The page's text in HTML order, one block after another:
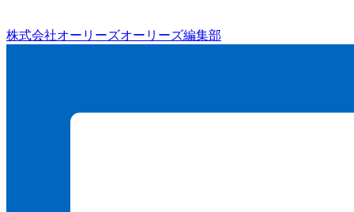
株式会社オーリーズオーリーズ編集部